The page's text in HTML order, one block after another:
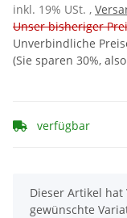
inkl. 19% USt. ,
Unser bisheriger
Unverbindliche
(Sie sparen 30%, also
verfügbar
x
Dieser Artikel
gewünschte